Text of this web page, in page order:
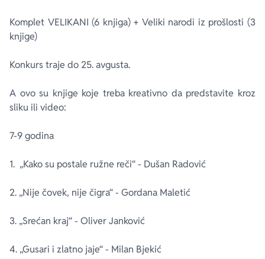
Komplet VELIKANI (6 knjiga) + Veliki narodi iz prošlosti (3
knjige)
Konkurs traje do 25. avgusta.
A ovo su knjige koje treba kreativno da predstavite kroz
sliku ili video:
7-9 godina
1. „Kako su postale ružne reči“ - Dušan Radović
2. „Nije čovek, nije čigra“ - Gordana Maletić
3. „Srećan kraj“ - Oliver Janković
4. „Gusari i zlatno jaje“ - Milan Bjekić